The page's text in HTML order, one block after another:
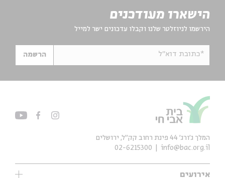
הישארו מעודכנים
הירשמו לניוזלטר שלנו וקבלו עדכונים ישר למייל
*כתובת דוא"ל הרשמה
אירועים
המלך ג'ורג' 44 פינת רחוב קק״ל, ירושלים
info@bac.org.il
02-6215300